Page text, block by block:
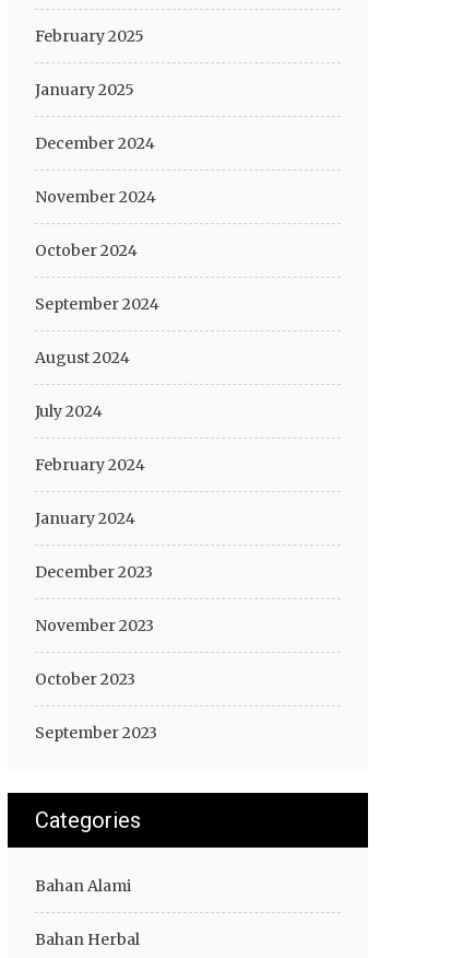
February 2025
January 2025
December 2024
November 2024
October 2024
September 2024
August 2024
July 2024
February 2024
January 2024
December 2023
November 2023
October 2023
September 2023
Categories
Bahan Alami
Bahan Herbal